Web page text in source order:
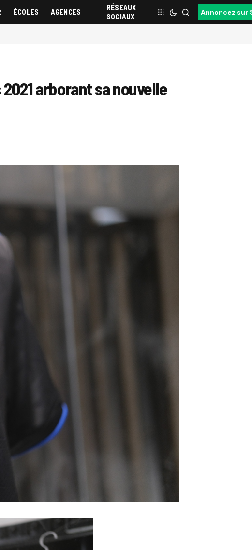
ÉCOLES AGENCES
RÉSEAUX
SOCIAUX
Annoncez sur
arborant sa nouvelle